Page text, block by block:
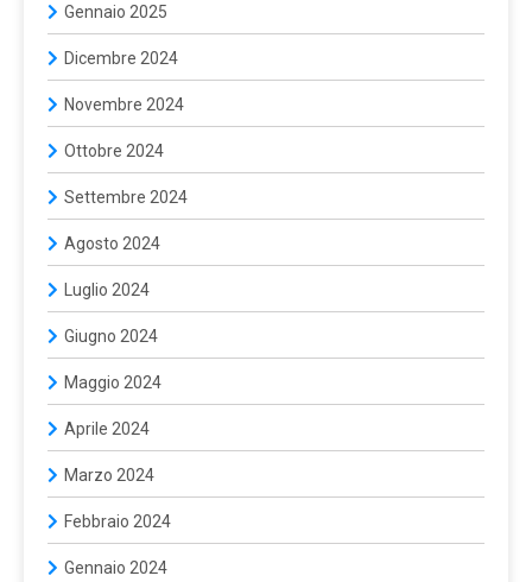
Gennaio 2025
Dicembre 2024
Novembre 2024
Ottobre 2024
Settembre 2024
Agosto 2024
Luglio 2024
Giugno 2024
Maggio 2024
Aprile 2024
Marzo 2024
Febbraio 2024
Gennaio 2024